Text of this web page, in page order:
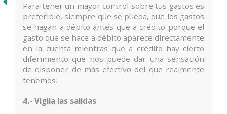
Para tener un mayor control sobre tus gastos es
preferible, siempre que se pueda, que los gastos
se hagan a débito antes que a crédito porque el
gasto que se hace a débito aparece directamente
en la cuenta mientras que a crédito hay cierto
diferimiento que nos puede dar una sensación
de disponer de más efectivo del que realmente
tenemos.
4.- Vigila las salidas